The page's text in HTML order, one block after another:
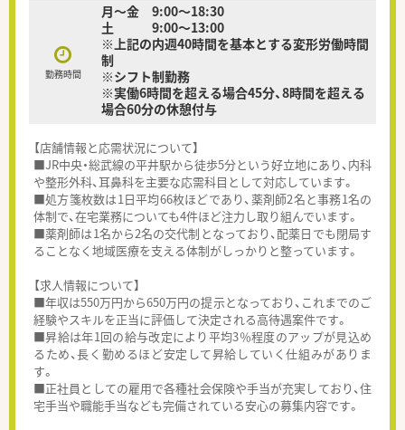
勤務時間
月～金 9:00～18:30
土 9:00～13:00
※上記の内週40時間を基本とする変形労働時間
制
※シフト制勤務
※実働6時間を超える場合45分、8時間を超える
場合60分の休憩付与
【店舗情報と応需状況について】
■JR中央・総武線の平井駅から徒歩5分という好立地にあり、内科
や整形外科、耳鼻科を主要な応需科目として対応しています。
■処方箋枚数は1日平均66枚ほどであり、薬剤師2名と事務1名の
体制で、在宅業務についても4件ほど注力し取り組んでいます。
■薬剤師は1名から2名の交代制となっており、配薬日でも閉局す
ることなく地域医療を支える体制がしっかりと整っています。
【求人情報について】
■年収は550万円から650万円の提示となっており、これまでのご
経験やスキルを正当に評価して決定される高待遇案件です。
■昇給は年1回の給与改定により平均3％程度のアップが見込め
るため、長く勤めるほど安定して昇給していく仕組みがありま
す。
■正社員としての雇用で各種社会保険や手当が充実しており、住
宅手当や職能手当なども完備されている安心の募集内容です。